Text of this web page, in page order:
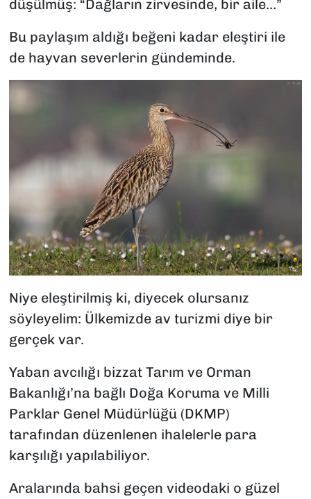
düşülmüş: “Dağların zirvesinde, bir aile…”
Bu paylaşım aldığı beğeni kadar eleştiri ile
de hayvan severlerin gündeminde.
Niye eleştirilmiş ki, diyecek olursanız
söyleyelim: Ülkemizde av turizmi diye bir
gerçek var.
Yaban avcılığı bizzat Tarım ve Orman
Bakanlığı’na bağlı Doğa Koruma ve Milli
Parklar Genel Müdürlüğü (DKMP)
tarafından düzenlenen ihalelerle para
karşılığı yapılabiliyor.
Aralarında bahsi geçen videodaki o güzel